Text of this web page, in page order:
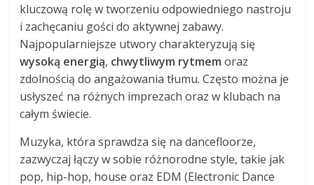
kluczową rolę w tworzeniu odpowiedniego nastroju
i zachęcaniu gości do aktywnej zabawy.
Najpopularniejsze utwory charakteryzują się
wysoką energią, chwytliwym rytmem oraz
zdolnością do angażowania tłumu. Często można je
usłyszeć na różnych imprezach oraz w klubach na
całym świecie.
Muzyka, która sprawdza się na dancefloorze,
zazwyczaj łączy w sobie różnorodne style, takie jak
pop, hip-hop, house oraz EDM (Electronic Dance